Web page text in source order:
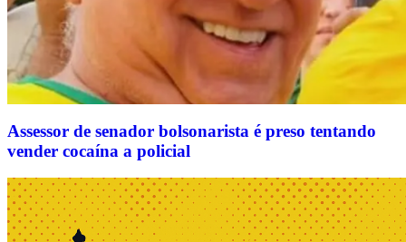
Assessor de senador bolsonarista é preso tentando
vender cocaína a policial